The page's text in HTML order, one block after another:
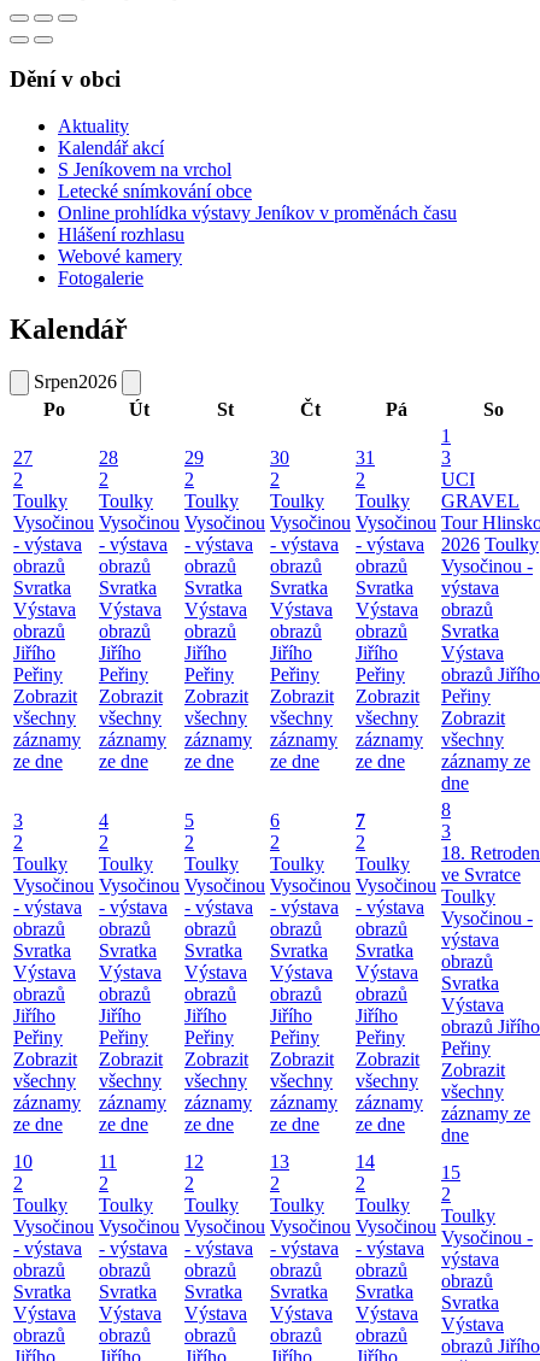
Dění v obci
Aktuality
Kalendář akcí
S Jeníkovem na vrchol
Letecké snímkování obce
Online prohlídka výstavy Jeníkov v proměnách času
Hlášení rozhlasu
Webové kamery
Fotogalerie
Kalendář
Srpen2026
Po
Út St Čt Pá So
27
2
Toulky
Vysočinou
- výstava
obrazů
Svratka
Výstava
obrazů
Jiřího
Peřiny
Zobrazit
všechny
záznamy
ze dne
28
2
Toulky
Vysočinou
- výstava
obrazů
Svratka
Výstava
obrazů
Jiřího
Peřiny
Zobrazit
všechny
záznamy
ze dne
29
2
Toulky
Vysočinou
- výstava
obrazů
Svratka
Výstava
obrazů
Jiřího
Peřiny
Zobrazit
všechny
záznamy
ze dne
30
2
Toulky
Vysočinou
- výstava
obrazů
Svratka
Výstava
obrazů
Jiřího
Peřiny
Zobrazit
všechny
záznamy
ze dne
31
2
Toulky
Vysočinou
- výstava
obrazů
Svratka
Výstava
obrazů
Jiřího
Peřiny
Zobrazit
všechny
záznamy
ze dne
1
3
UCI
GRAVEL
Tour
2026 Toulky
Vysočinou -
výstava
obrazů
Svratka
Výstava
obrazů Jiřího
Peřiny
Zobrazit
všechny
záznamy ze
dne
3
2
Toulky
Vysočinou
- výstava
obrazů
Svratka
Výstava
obrazů
Jiřího
Peřiny
Zobrazit
všechny
záznamy
ze dne
4
2
Toulky
Vysočinou
- výstava
obrazů
Svratka
Výstava
obrazů
Jiřího
Peřiny
Zobrazit
všechny
záznamy
ze dne
5
2
Toulky
Vysočinou
- výstava
obrazů
Svratka
Výstava
obrazů
Jiřího
Peřiny
Zobrazit
všechny
záznamy
ze dne
6
2
Toulky
Vysočinou
- výstava
obrazů
Svratka
Výstava
obrazů
Jiřího
Peřiny
Zobrazit
všechny
záznamy
ze dne
7
2
Toulky
Vysočinou
- výstava
obrazů
Svratka
Výstava
obrazů
Jiřího
Peřiny
Zobrazit
všechny
záznamy
ze dne
8
3
18. Retroden
ve Svratce
Toulky
Vysočinou -
výstava
obrazů
Svratka
Výstava
obrazů Jiřího
Peřiny
Zobrazit
všechny
záznamy ze
dne
10
2
Toulky
Vysočinou
- výstava
obrazů
Svratka
Výstava
obrazů
Jiřího
11
2
Toulky
Vysočinou
- výstava
obrazů
Svratka
Výstava
obrazů
Jiřího
12
2
Toulky
Vysočinou
- výstava
obrazů
Svratka
Výstava
obrazů
Jiřího
13
2
Toulky
Vysočinou
- výstava
obrazů
Svratka
Výstava
obrazů
Jiřího
14
2
Toulky
Vysočinou
- výstava
obrazů
Svratka
Výstava
obrazů
Jiřího
15
2
Toulky
Vysočinou -
výstava
obrazů
Svratka
Výstava
obrazů Jiřího